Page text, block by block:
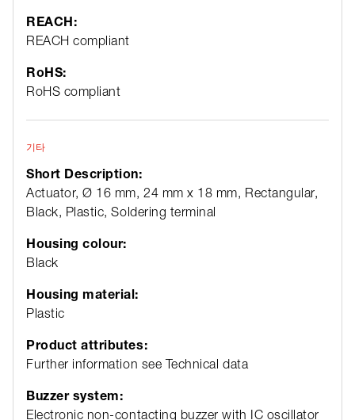
REACH:
REACH compliant
RoHS:
RoHS compliant
기타
Short Description:
Actuator, Ø 16 mm, 24 mm x 18 mm, Rectangular,
Black, Plastic, Soldering terminal
Housing colour:
Black
Housing material:
Plastic
Product attributes:
Further information see Technical data
Buzzer system:
Electronic non-contacting buzzer with IC oscillator